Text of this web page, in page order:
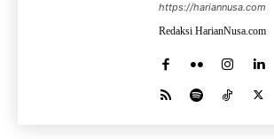
https://hariannusa.com
Redaksi HarianNusa.com